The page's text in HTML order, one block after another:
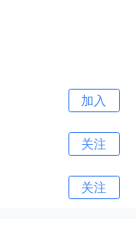
加入
关注
关注